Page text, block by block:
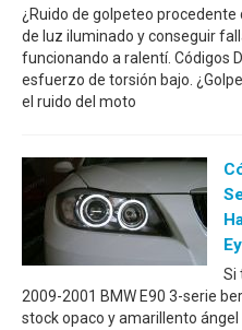
¿Ruido de golpeteo procedente
de luz iluminado y conseguir
funcionando a ralentí. Códigos
esfuerzo de torsión bajo.
el ruido del moto
Si
2009-2001 BMW E90 3-serie
stock opaco y amarillento ángel